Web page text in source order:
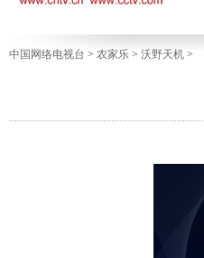
中国网络电视台 > 农家乐 > 沃野天机 >